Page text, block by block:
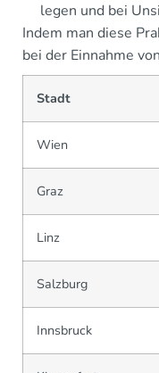
legen und bei
Indem man diese
bei der Einnahme
Stadt
Wien
Graz
Linz
Salzburg
Innsbruck